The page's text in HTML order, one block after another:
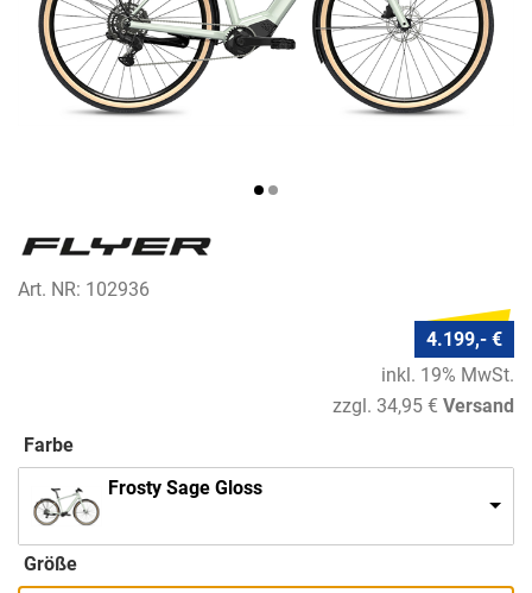
Art. NR: 102936
4.199,- €
inkl. 19% MwSt.
zzgl. 34,95 € Versand
Farbe
Frosty Sage Gloss
Größe